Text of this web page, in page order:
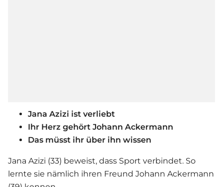
Jana Azizi ist verliebt
Ihr Herz gehört Johann Ackermann
Das müsst ihr über ihn wissen
Jana Azizi (33) beweist, dass Sport verbindet. So
lernte sie nämlich ihren Freund Johann Ackermann